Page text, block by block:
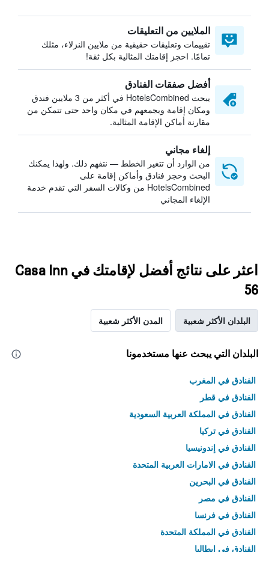
الملايين من التعليقات
تقييمات وتعليقات حقيقية من ملايين النزلاء، مثلك
تمامًا. احجز إقامتك المثالية بكل ثقة!
أفضل صفقات الفنادق
يبحث HotelsCombined في أكثر من 3 ملايين فندق
ومكان إقامة ويجمعهم في مكان واحد حتى تتمكن من
مقارنة أماكن الإقامة المثالية.
إلغاء مجاني
من الوارد أن تتغير الخطط — نتفهم ذلك. ولهذا يمكنك
البحث وحجز فنادق وأماكن إقامة على
HotelsCombined من وكالات السفر التي تقدم خدمة
الإلغاء المجاني
اعثر على نتائج أفضل لإقامتك في Casa Inn
56
البلدان الأكثر شعبية المدن الأكثر شعبية
البلدان التي يبحث عنها مستخدمونا
الفنادق في المغرب
الفنادق في قطر
الفنادق في المملكة العربية السعودية
الفنادق في تركيا
الفنادق في إندونيسيا
الفنادق في الامارات العربية المتحدة
الفنادق في البحرين
الفنادق في مصر
الفنادق في فرنسا
الفنادق في المملكة المتحدة
الفنادق في إيطاليا